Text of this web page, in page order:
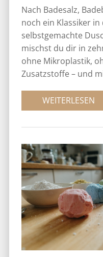
Nach Badesalz,
noch ein Klassiker in
selbstgemachte
mischst du dir in
ohne Mikroplastik,
Zusatzstoffe – und
WEITERLESEN